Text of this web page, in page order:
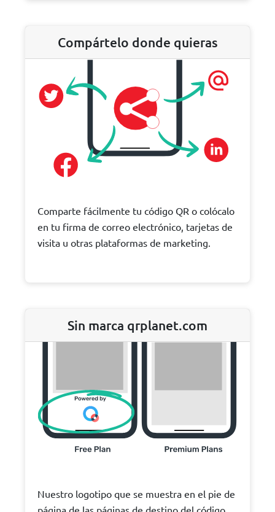
Compártelo donde quieras
Comparte fácilmente tu código QR o colócalo
en tu firma de correo electrónico, tarjetas de
visita u otras plataformas de marketing.
Sin marca qrplanet.com
Nuestro logotipo que se muestra en el pie de
página de las páginas de destino del código